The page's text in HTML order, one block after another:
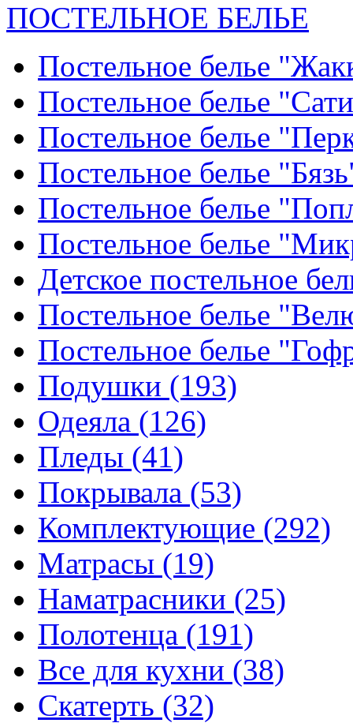
ПОСТЕЛЬНОЕ БЕЛЬЕ
Постельное белье
Постельное белье
Постельное белье
Постельное белье
Постельное белье
Постельное белье
Детское постельное
Постельное белье
Постельное белье
Подушки (193)
Одеяла (126)
Пледы (41)
Покрывала (53)
Комплектующие (292)
Матрасы (19)
Наматрасники (25)
Полотенца (191)
Все для кухни (38)
Скатерть (32)